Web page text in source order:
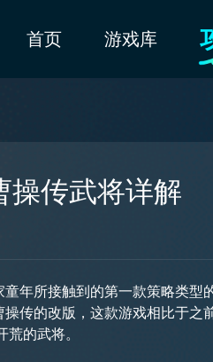
首页 游戏库
操传武将详解
年所接触到的第一款策略类
传的改版，这款游戏相比于
的武将。